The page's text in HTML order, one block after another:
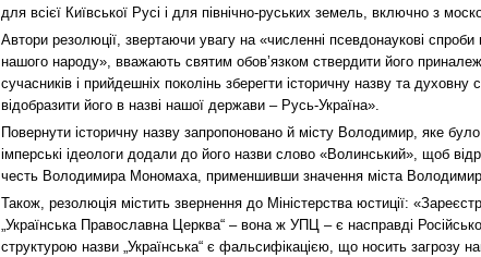
для всієї Київської Русі і для північно-руських земель, включно з
Автори резолюції, звертаючи увагу на «численні псевдонаукові
нашого народу», вважають святим обов’язком ствердити його
сучасників і прийдешніх поколінь зберегти історичну назву та
відобразити його в назві нашої держави – Русь-Україна».
Повернути історичну назву запропоновано й місту Володимир, яке
імперські ідеологи додали до його назви слово «Волинський», щоб
честь Володимира Мономаха, применшивши значення міста
Також, резолюція містить звернення до Міністерства юстиції:
„Українська Православна Церква“ – вона ж УПЦ – є насправді
структурою назви „Українська“ є фальсифікацією, що носить загрозу